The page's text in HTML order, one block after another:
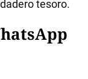
tesoro.